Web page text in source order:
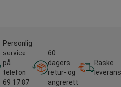
Personlig
service
på
telefon
69 17 87
60
dagers
retur- og
angrerett
Raske